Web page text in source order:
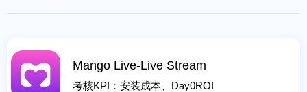
Mango Live-Live Stream
考核KPI：安装成本、Day0ROI